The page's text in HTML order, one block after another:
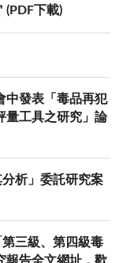
(PDF下載)
中發表「毒品再犯
量工具之研究」論
析」委託研究案
三級、第四級毒